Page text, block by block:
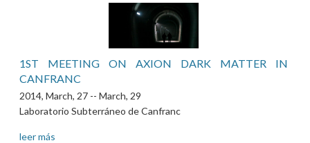
1ST MEETING ON AXION DARK MATTER IN
CANFRANC
2014, March, 27 -- March, 29
Laboratorio Subterráneo de Canfranc
leer más